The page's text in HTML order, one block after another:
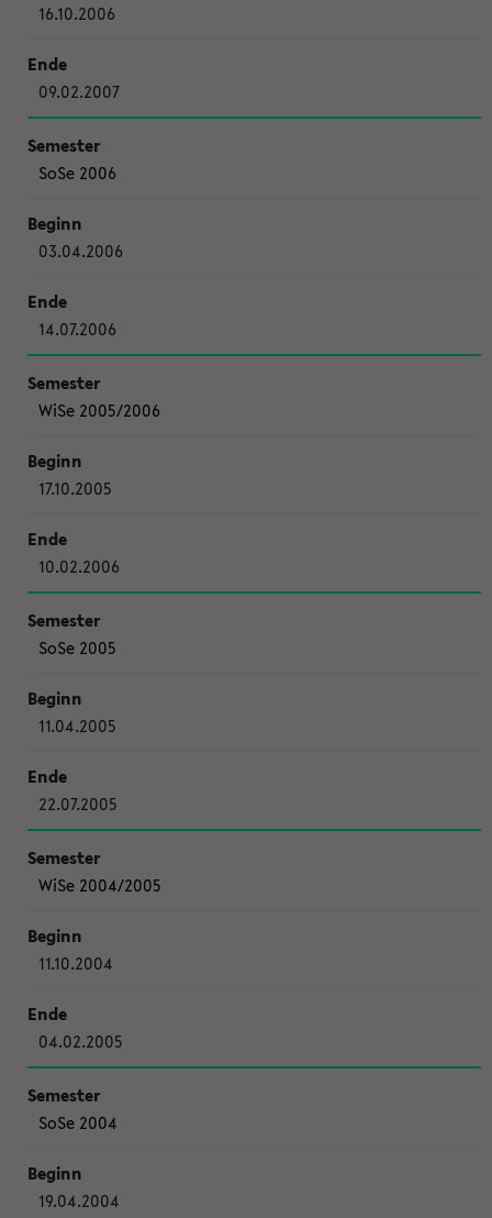
16.10.2006
09.02.2007
SoSe 2006
03.04.2006
14.07.2006
WiSe 2005/2006
17.10.2005
10.02.2006
SoSe 2005
11.04.2005
22.07.2005
WiSe 2004/2005
11.10.2004
04.02.2005
SoSe 2004
19.04.2004